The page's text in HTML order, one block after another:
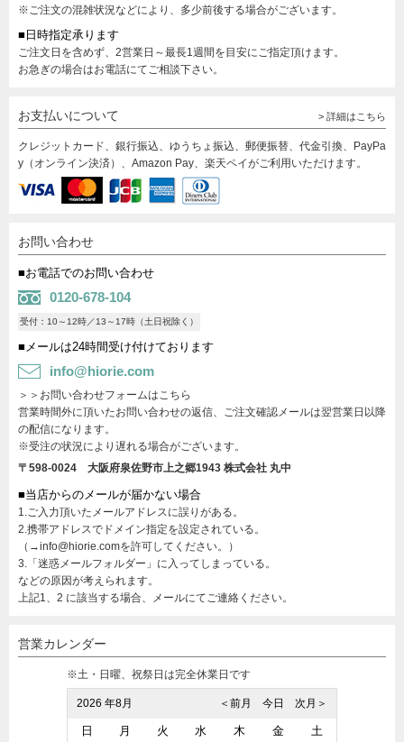
※ご注文の混雑状況などにより、多少前後する場合がございます。
■日時指定承ります
ご注文日を含めず、2営業日～最長1週間を目安にご指定頂けます。
お急ぎの場合はお電話にてご相談下さい。
お支払いについて > 詳細はこちら
クレジットカード、銀行振込、ゆうちょ振込、郵便振替、代金引換、PayPa
y（オンライン決済）、Amazon Pay、楽天ペイがご利用いただけます。
お問い合わせ
■お電話でのお問い合わせ
0120-678-104
受付：10～12時／13～17時（土日祝除く）
■メールは24時間受け付けております
info@hiorie.com
＞＞お問い合わせフォームはこちら
営業時間外に頂いたお問い合わせの返信、ご注文確認メールは翌営業日以降
の配信になります。
※受注の状況により遅れる場合がございます。
〒598-0024 大阪府泉佐野市上之郷1943 株式会社 丸中
■当店からのメールが届かない場合
1.ご入力頂いたメールアドレスに誤りがある。
2.携帯アドレスでドメイン指定を設定されている。
（→info@hiorie.comを許可してください。）
3.「迷惑メールフォルダー」に入ってしまっている。
などの原因が考えられます。
上記1、2 に該当する場合、メールにてご連絡ください。
営業カレンダー
※土・日曜、祝祭日は完全休業日です
2026 年8月 次月＞
今日
＜前月
日 月 火 水 木 金 土